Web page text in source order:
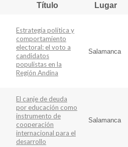
Título Lugar
Estrategia política y
comportamiento
electoral: el voto a
candidatos
populistas en la
Región Andina
Salamanca
El canje de deuda
por educación como
instrumento de
cooperación
internacional para el
desarrollo
Salamanca